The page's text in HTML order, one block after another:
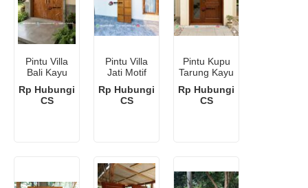
Pintu Villa
Bali Kayu
Motif
Organik
Rp Hubungi
CS
Pintu Villa
Jati Motif
Modern
Rp Hubungi
CS
Pintu Kupu
Tarung Kayu
Rp Hubungi
CS